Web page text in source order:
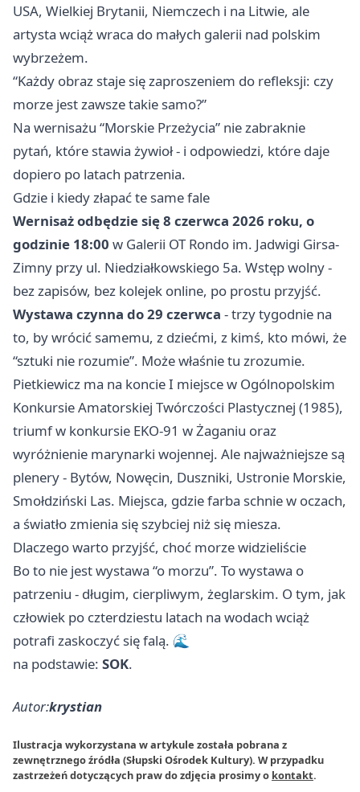
USA, Wielkiej Brytanii, Niemczech i na Litwie, ale
artysta wciąż wraca do małych galerii nad polskim
wybrzeżem.
“Każdy obraz staje się zaproszeniem do refleksji: czy
morze jest zawsze takie samo?”
Na wernisażu “Morskie Przeżycia” nie zabraknie
pytań, które stawia żywioł - i odpowiedzi, które daje
dopiero po latach patrzenia.
Gdzie i kiedy złapać te same fale
Wernisaż odbędzie się 8 czerwca 2026 roku, o
godzinie 18:00 w Galerii OT Rondo im. Jadwigi Girsa-
Zimny przy ul. Niedziałkowskiego 5a. Wstęp wolny -
bez zapisów, bez kolejek online, po prostu przyjść.
Wystawa czynna do 29 czerwca - trzy tygodnie na
to, by wrócić samemu, z dziećmi, z kimś, kto mówi, że
“sztuki nie rozumie”. Może właśnie tu zrozumie.
Pietkiewicz ma na koncie I miejsce w Ogólnopolskim
Konkursie Amatorskiej Twórczości Plastycznej (1985),
triumf w konkursie EKO-91 w Żaganiu oraz
wyróżnienie marynarki wojennej. Ale najważniejsze są
plenery - Bytów, Nowęcin, Duszniki, Ustronie Morskie,
Smołdziński Las. Miejsca, gdzie farba schnie w oczach,
a światło zmienia się szybciej niż się miesza.
Dlaczego warto przyjść, choć morze widzieliście
Bo to nie jest wystawa “o morzu”. To wystawa o
patrzeniu - długim, cierpliwym, żeglarskim. O tym, jak
człowiek po czterdziestu latach na wodach wciąż
potrafi zaskoczyć się falą. 🌊
na podstawie: SOK.
Autor:krystian
Ilustracja wykorzystana w artykule została pobrana z
zewnętrznego źródła (Słupski Ośrodek Kultury). W przypadku
zastrzeżeń dotyczących praw do zdjęcia prosimy o kontakt.